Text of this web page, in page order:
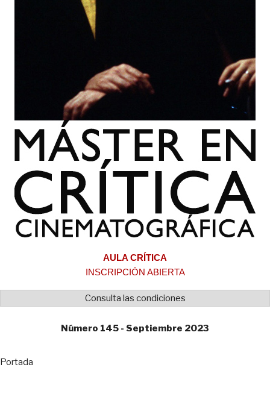
AULA CRÍTICA
INSCRIPCIÓN ABIERTA
Consulta las condiciones
Número 145 - Septiembre 2023
Portada